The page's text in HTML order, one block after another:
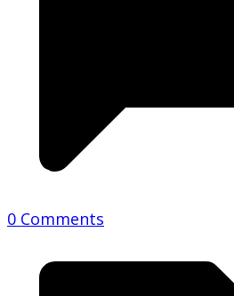
0 Comments